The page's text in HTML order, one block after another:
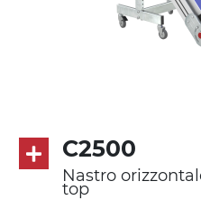
profili di trasporto in
Velocità
4.6 m/minuto
C2500
Nastro
top